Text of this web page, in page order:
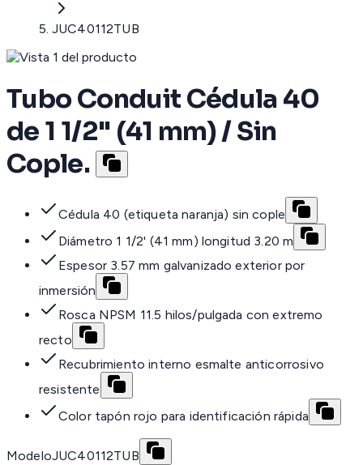
JUC40112TUB
Tubo Conduit Cédula 40
de 1 1/2" (41 mm) / Sin
Cople.
Cédula 40 (etiqueta naranja) sin cople
Diámetro 1 1/2' (41 mm) longitud 3.20 m
Espesor 3.57 mm galvanizado exterior por
inmersión
Rosca NPSM 11.5 hilos/pulgada con extremo
recto
Recubrimiento interno esmalte anticorrosivo
resistente
Color tapón rojo para identificación rápida
ModeloJUC40112TUB